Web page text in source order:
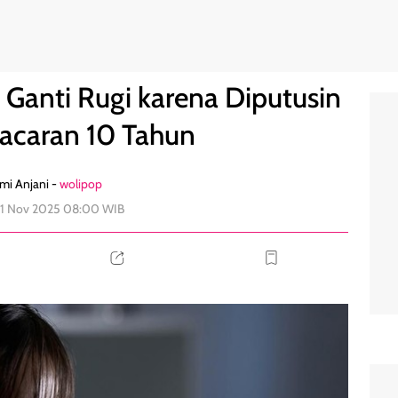
Rugi karena Diputusin
10 Tahun
Anjani -wolipop
Nov 2025 08:00 WIB